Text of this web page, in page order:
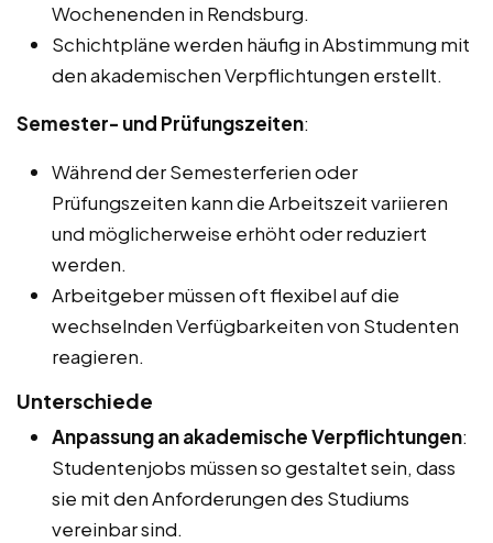
Wochenenden in Rendsburg.
Schichtpläne werden häufig in Abstimmung mit
den akademischen Verpflichtungen erstellt.
Semester- und Prüfungszeiten:
Während der Semesterferien oder
Prüfungszeiten kann die Arbeitszeit variieren
und möglicherweise erhöht oder reduziert
werden.
Arbeitgeber müssen oft flexibel auf die
wechselnden Verfügbarkeiten von Studenten
reagieren.
Unterschiede
Anpassung an akademische Verpflichtungen:
Studentenjobs müssen so gestaltet sein, dass
sie mit den Anforderungen des Studiums
vereinbar sind.